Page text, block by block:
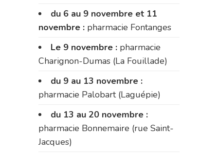
du 6 au 9 novembre et 11
novembre : pharmacie Fontanges
Le 9 novembre : pharmacie
Charignon-Dumas (La Fouillade)
du 9 au 13 novembre :
pharmacie Palobart (Laguépie)
du 13 au 20 novembre :
pharmacie Bonnemaire (rue Saint-
Jacques)